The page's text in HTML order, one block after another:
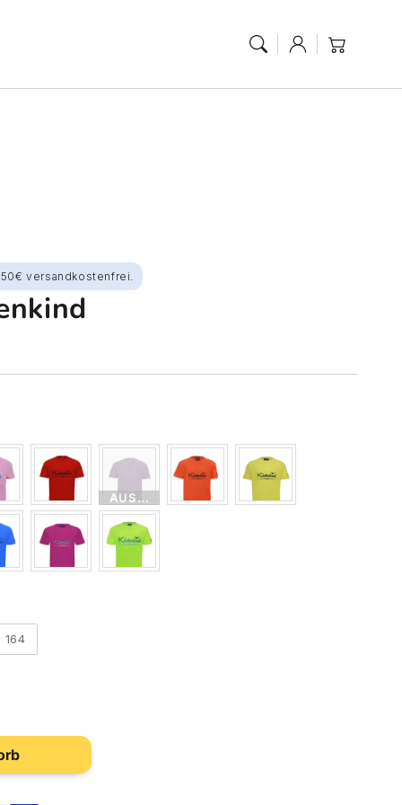
AnmeldenWarenkorb
versandkostenfrei.
AUSVERKAUFT
164